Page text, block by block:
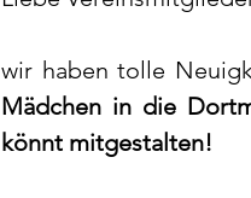
wir haben tolle
Mädchen in die
könnt mitgestalten!